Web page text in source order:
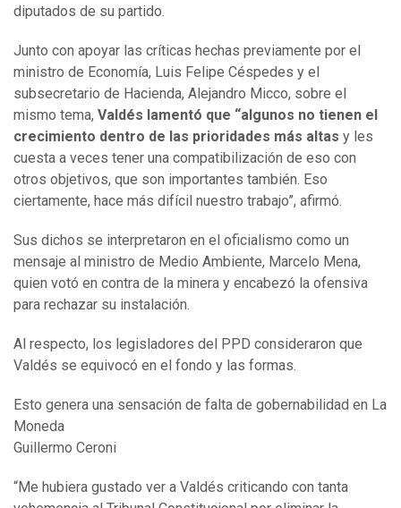
diputados de su partido.
Junto con apoyar las críticas hechas previamente por el
ministro de Economía, Luis Felipe Céspedes y el
subsecretario de Hacienda, Alejandro Micco, sobre el
mismo tema, Valdés lamentó que “algunos no tienen el
crecimiento dentro de las prioridades más altas y les
cuesta a veces tener una compatibilización de eso con
otros objetivos, que son importantes también. Eso
ciertamente, hace más difícil nuestro trabajo”, afirmó.
Sus dichos se interpretaron en el oficialismo como un
mensaje al ministro de Medio Ambiente, Marcelo Mena,
quien votó en contra de la minera y encabezó la ofensiva
para rechazar su instalación.
Al respecto, los legisladores del PPD consideraron que
Valdés se equivocó en el fondo y las formas.
Esto genera una sensación de falta de gobernabilidad en La
Moneda
Guillermo Ceroni
“Me hubiera gustado ver a Valdés criticando con tanta